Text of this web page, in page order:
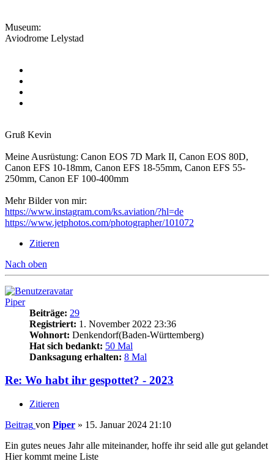
Museum:
Aviodrome Lelystad
Gruß Kevin
Meine Ausrüstung: Canon EOS 7D Mark II, Canon EOS 80D,
Canon EFS 10-18mm, Canon EFS 18-55mm, Canon EFS 55-
250mm, Canon EF 100-400mm
Mehr Bilder von mir:
https://www.instagram.com/ks.aviation/?hl=de
https://www.jetphotos.com/photographer/101072
Zitieren
Nach oben
Piper
Beiträge: 29
Registriert: 1. November 2022 23:36
Wohnort: Denkendorf(Baden-Württemberg)
Hat sich bedankt: 50 Mal
Danksagung erhalten: 8 Mal
Re: Wo habt ihr gespottet? - 2023
Zitieren
Beitrag von Piper » 15. Januar 2024 21:10
Ein gutes neues Jahr alle miteinander, hoffe ihr seid alle gut gelandet
Hier kommt meine Liste